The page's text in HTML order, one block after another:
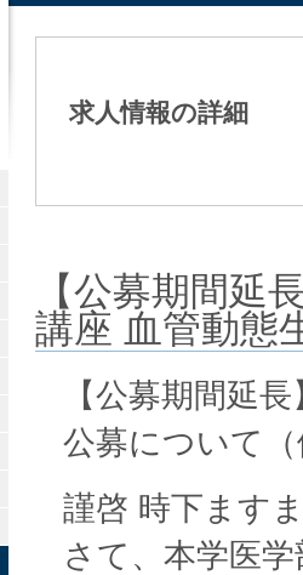
求人情報の詳細
【公募期間延
講座 血管動
【公募期間延
公募について
謹啓 時下ます
さて、本学医
公益社団法人日本生化学会